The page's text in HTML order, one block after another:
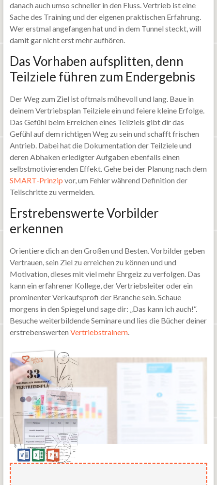
danach auch umso schneller in den Fluss. Vertrieb ist eine
Sache des Training und der eigenen praktischen Erfahrung.
Wer erstmal angefangen hat und in dem Tunnel steckt, will
damit gar nicht erst mehr aufhören.
Das Vorhaben aufsplitten, denn
Teilziele führen zum Endergebnis
Der Weg zum Ziel ist oftmals mühevoll und lang. Baue in
deinem Vertriebsplan Teilziele ein und feiere kleine Erfolge.
Das Gefühl beim Erreichen eines Teilziels gibt dir das
Gefühl auf dem richtigen Weg zu sein und schafft frischen
Antrieb. Dabei hat die Dokumentation der Teilziele und
deren Abhaken erledigter Aufgaben ebenfalls einen
selbstmotivierenden Effekt. Gehe bei der Planung nach dem
SMART-Prinzip vor, um Fehler während Definition der
Teilschritte zu vermeiden.
Erstrebenswerte Vorbilder
erkennen
Orientiere dich an den Großen und Besten. Vorbilder geben
Vertrauen, sein Ziel zu erreichen zu können und und
Motivation, dieses mit viel mehr Ehrgeiz zu verfolgen. Das
kann ein erfahrener Kollege, der Vertriebsleiter oder ein
prominenter Verkaufsprofi der Branche sein. Schaue
morgens in den Spiegel und sage dir: „Das kann ich auch!“.
Besuche weiterbildende Seminare und lies die Bücher deiner
erstrebenswerten Vertriebstrainern.